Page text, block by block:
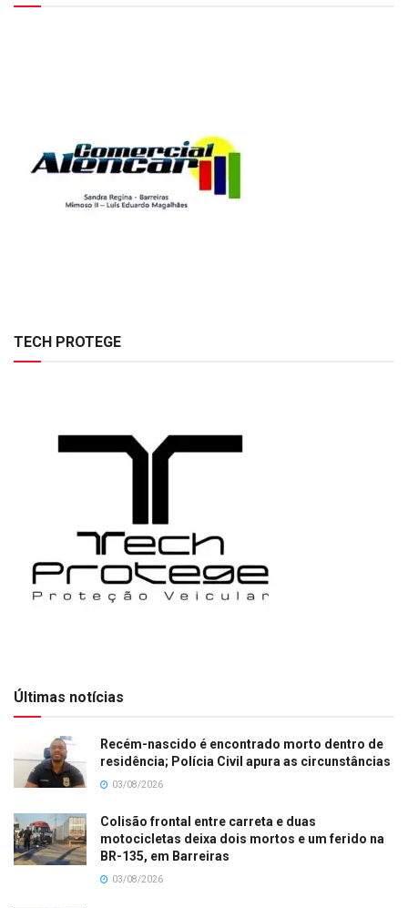
TECH PROTEGE
Últimas notícias
Recém-nascido é encontrado morto dentro de
residência; Polícia Civil apura as circunstâncias
03/08/2026
Colisão frontal entre carreta e duas
motocicletas deixa dois mortos e um ferido na
BR-135, em Barreiras
03/08/2026